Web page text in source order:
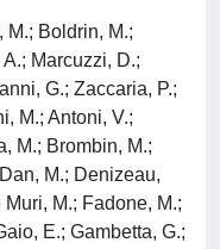
M.; Boldrin, M.;
Marcuzzi, D.;
G.; Zaccaria, P.;
M.; Antoni, V.;
M.; Brombin, M.;
M.; Denizeau,
M.; Fadone, M.;
E.; Gambetta, G.;